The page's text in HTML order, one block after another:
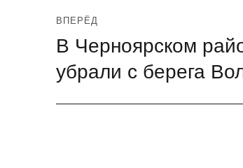
ВПЕРЁД
Следующая
запись:
В Черноярском
убрали с берега